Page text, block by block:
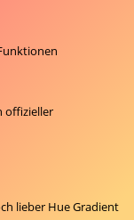
offizieller
lieber Hue Gradient